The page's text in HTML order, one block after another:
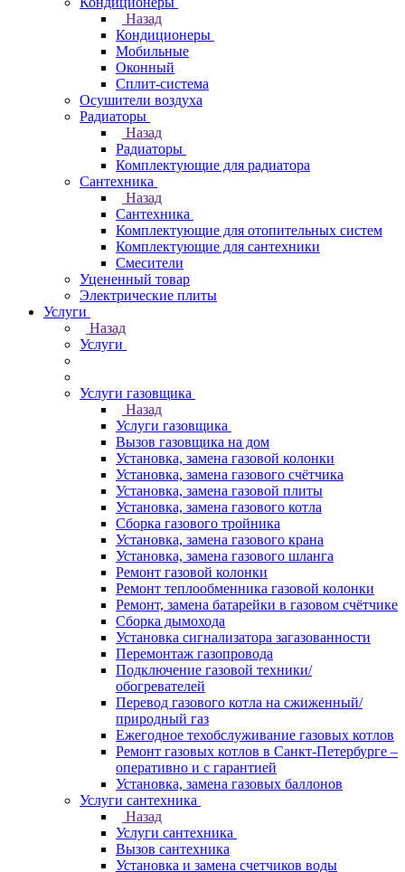
Назад
Кондиционеры
Мобильные
Оконный
Сплит-система
Осушители воздуха
Радиаторы
Назад
Радиаторы
Комплектующие для радиатора
Сантехника
Назад
Сантехника
Комплектующие для отопительных систем
Комплектующие для сантехники
Смесители
Уцененный товар
Электрические плиты
Услуги
Назад
Услуги
Услуги газовщика
Назад
Услуги газовщика
Вызов газовщика на дом
Установка, замена газовой колонки
Установка, замена газового счётчика
Установка, замена газовой плиты
Установка, замена газового котла
Сборка газового тройника
Установка, замена газового крана
Установка, замена газового шланга
Ремонт газовой колонки
Ремонт теплообменника газовой колонки
Ремонт, замена батарейки в газовом счётчике
Сборка дымохода
Установка сигнализатора загазованности
Перемонтаж газопровода
Подключение газовой техники/
обогревателей
Перевод газового котла на сжиженный/
природный газ
Ежегодное техобслуживание газовых котлов
Ремонт газовых котлов в Санкт-Петербурге –
оперативно и с гарантией
Установка, замена газовых баллонов
Услуги сантехника
Назад
Услуги сантехника
Вызов сантехника
Установка и замена счетчиков воды